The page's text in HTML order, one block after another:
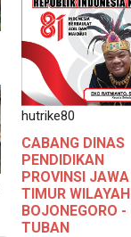
hutrike80
CABANG DINAS
PENDIDIKAN
PROVINSI JAWA
TIMUR WILAYAH
BOJONEGORO -
TUBAN